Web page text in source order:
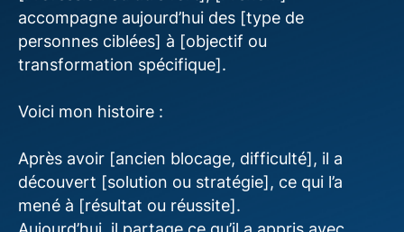
accompagne aujourd’hui des [type de
personnes ciblées] à [objectif ou
transformation spécifique].
Voici mon histoire :
Après avoir [ancien blocage, difficulté], il a
découvert [solution ou stratégie], ce qui l’a
mené à [résultat ou réussite].